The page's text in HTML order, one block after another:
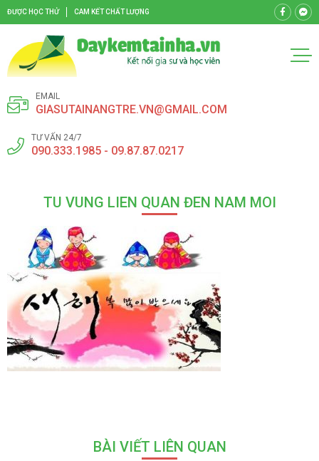
ĐƯỢC HỌC THỬ CAM KẾT CHẤT LƯỢNG
EMAIL
GIASUTAINANGTRE.VN@GMAIL.COM
TƯ VẤN 24/7
090.333.1985 - 09.87.87.0217
TU VUNG LIEN QUAN ĐEN NAM MOI
BÀI VIẾT LIÊN QUAN